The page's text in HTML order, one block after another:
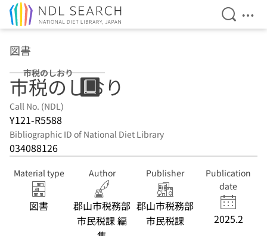
Open
図書
市税のしおり
市税のしおり
Call No. (NDL)
Y121-R5588
Bibliographic ID of National Diet Library
034088126
Material type
図書
Author
郡山市税務部
市民税課 編
Publisher
郡山市税務部
市民税課
Publication
date
2025.2